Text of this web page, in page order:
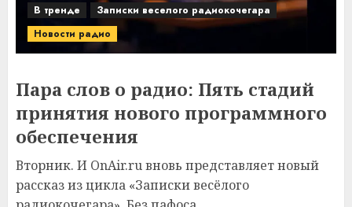
В тренде
Записки веселого радиокочегара
Новости радио
Пара слов о радио: Пять стадий
принятия нового программного
обеспечения
Вторник. И OnAir.ru вновь представляет новый
рассказ из цикла «Записки весёлого